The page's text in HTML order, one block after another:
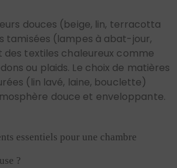
douces (beige, lin, terracotta
tamisées (lampes à abat-jour,
des textiles chaleureux comme
ou plaids. Le choix de matières
(lin lavé, laine, bouclette)
douce et enveloppante.
essentiels pour une chambre
?